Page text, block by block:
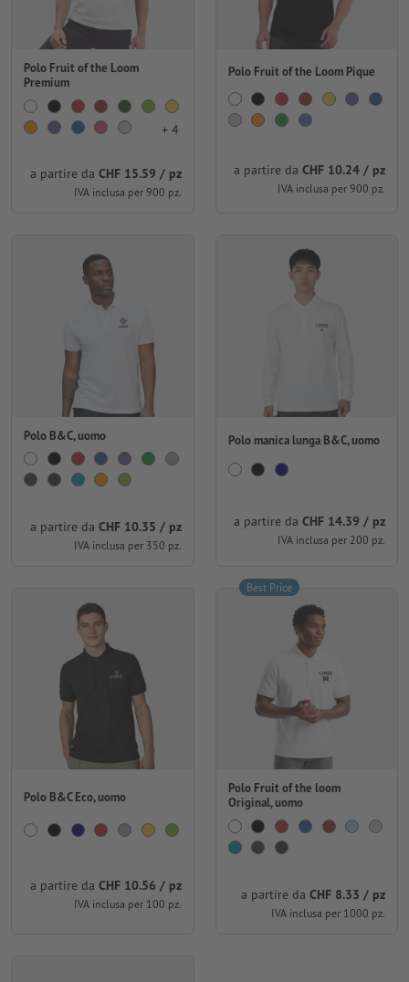
Polo Fruit of the Loom
Premium
+ 4
a partire da CHF 15.59 / pz
IVA inclusa per 900 pz.
Polo Fruit of the Loom Pique
a partire da CHF 10.24 / pz
IVA inclusa per 900 pz.
Polo B&C, uomo
a partire da CHF 10.35 / pz
IVA inclusa per 350 pz.
Polo manica lunga B&C, uomo
a partire da CHF 14.39 / pz
IVA inclusa per 200 pz.
Polo B&C Eco, uomo
a partire da CHF 10.56 / pz
IVA inclusa per 100 pz.
Polo Fruit of the loom
Original, uomo
a partire da CHF 8.33 / pz
IVA inclusa per 1000 pz.
Best Price